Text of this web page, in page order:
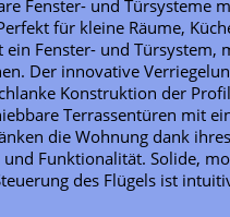
Fenster- und Türsysteme
für kleine Räume,
Fenster- und Türsystem,
Der innovative
Konstruktion der
Terrassentüren mit
die Wohnung dank
Funktionalität. Solide,
des Flügels ist